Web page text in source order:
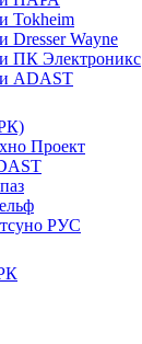
Tokheim
Dresser Wayne
ПК Электроникс
ADAST
Проект
РУС